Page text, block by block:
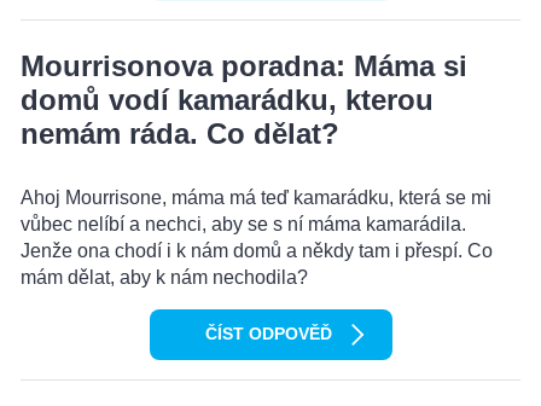
Mourrisonova poradna: Máma si
domů vodí kamarádku, kterou
nemám ráda. Co dělat?
Ahoj Mourrisone, máma má teď kamarádku, která se mi
vůbec nelíbí a nechci, aby se s ní máma kamarádila.
Jenže ona chodí i k nám domů a někdy tam i přespí. Co
mám dělat, aby k nám nechodila?
ČÍST ODPOVĚĎ